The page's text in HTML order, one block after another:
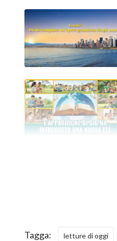
Tagga: letture di oggi